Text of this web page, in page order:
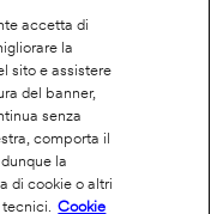
accetta di
la
sito e assistere
del banner,
senza
comporta il
la
di cookie o altri
Cookie